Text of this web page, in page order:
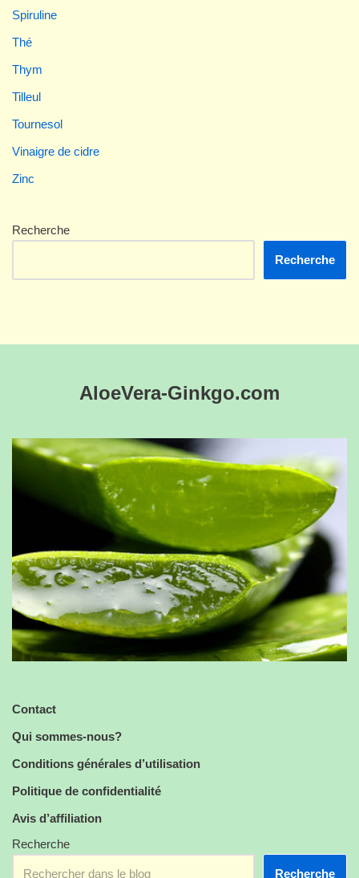
Spiruline
Thé
Thym
Tilleul
Tournesol
Vinaigre de cidre
Zinc
Recherche
Recherche
AloeVera-Ginkgo.com
Contact
Qui sommes-nous?
Conditions générales d’utilisation
Politique de confidentialité
Avis d’affiliation
Recherche
Recherche